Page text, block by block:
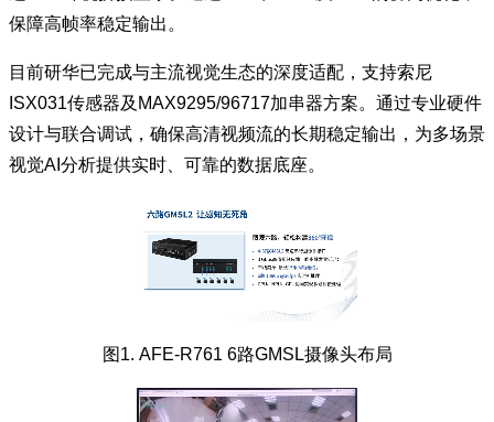
保障高帧率稳定输出。
目前研华已完成与主流视觉生态的深度适配，支持索尼
ISX031传感器及MAX9295/96717加串器方案。通过专业硬件
设计与联合调试，确保高清视频流的长期稳定输出，为多场景
视觉AI分析提供实时、可靠的数据底座。
图1. AFE-R761 6路GMSL摄像头布局